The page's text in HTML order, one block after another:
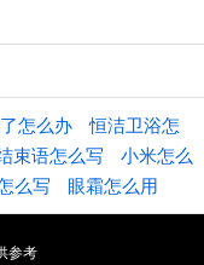
怎么办
恒洁卫浴怎
束语怎么写
小米怎么
么写 眼霜怎么用
参考